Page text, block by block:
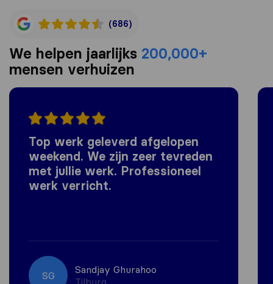
(686)
We helpen jaarlijks 200,000+
mensen verhuizen
Top werk geleverd afgelopen
weekend. We zijn zeer tevreden
met jullie werk. Professioneel
werk verricht.
SG
Sandjay Ghurahoo